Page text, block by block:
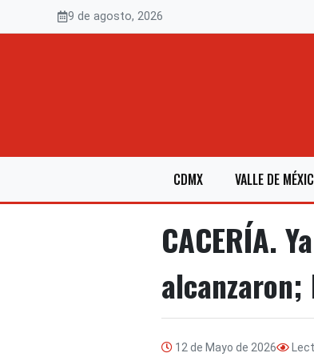
9 de agosto, 2026
CDMX VALLE DE
CACERÍA.
12 de Mayo de 2026